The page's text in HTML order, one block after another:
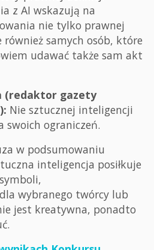
z AI wskazują na
nie tylko prawnej
samych osób, które
udawać także sam akt
(redaktor gazety
Nie sztucznej inteligencji
swoich ograniczeń.
w podsumowaniu
inteligencja posiłkuje
wybranego twórcy lub
jest kreatywna, ponadto